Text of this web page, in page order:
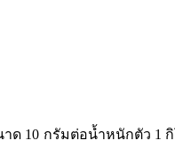
กรัมต่อน้ำหนักตัว 1 กิโ